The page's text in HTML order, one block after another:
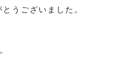
うございました。